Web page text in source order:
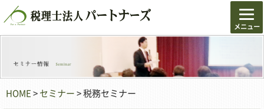
HOME>セミナー> 税務セミナー